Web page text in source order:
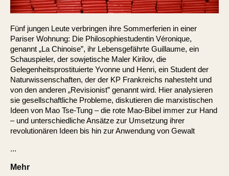
Fünf jungen Leute verbringen ihre Sommerferien in einer
Pariser Wohnung: Die Philosophiestudentin Véronique,
genannt „La Chinoise”, ihr Lebensgefährte Guillaume, ein
Schauspieler, der sowjetische Maler Kirilov, die
Gelegenheitsprostituierte Yvonne und Henri, ein Student der
Naturwissenschaften, der der KP Frankreichs nahesteht und
von den anderen „Revisionist” genannt wird. Hier analysieren
sie gesellschaftliche Probleme, diskutieren die marxistischen
Ideen von Mao Tse-Tung – die rote Mao-Bibel immer zur Hand
– und unterschiedliche Ansätze zur Umsetzung ihrer
revolutionären Ideen bis hin zur Anwendung von Gewalt
...
Mehr